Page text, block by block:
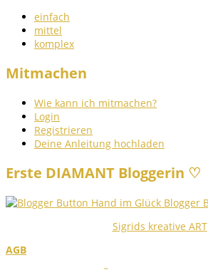
einfach
mittel
komplex
Mitmachen
Wie kann ich mitmachen?
Login
Registrieren
Deine Anleitung hochladen
Erste DIAMANT Bloggerin ♡
Sigrids kreative ART
AGB